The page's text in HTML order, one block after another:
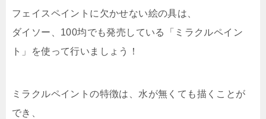
フェイスペイントに欠かせない絵の具は、
ダイソー、100均でも発売している「ミラクルペイン
ト」を使って行いましょう！
ミラクルペイントの特徴は、水が無くても描くことが
でき、